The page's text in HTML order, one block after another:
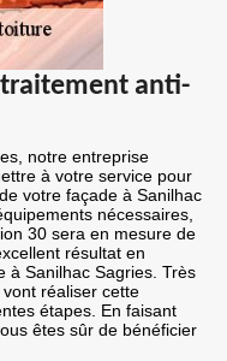
anti-
notre entreprise
à votre service pour
votre façade à Sanilhac
nécessaires,
30 sera en mesure de
résultat en
à Sanilhac Sagries. Très
réaliser cette
étapes. En faisant
êtes sûr de bénéficier